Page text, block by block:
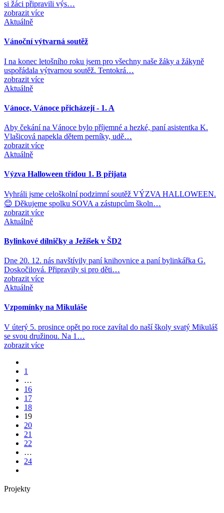
si žáci připravili výs…
zobrazit více
Aktuálně
Vánoční výtvarná soutěž
I na konec letošního roku jsem pro všechny naše žáky a žákyně
uspořádala výtvarnou soutěž. Tentokrá…
zobrazit více
Aktuálně
Vánoce, Vánoce přicházejí - 1. A
Aby čekání na Vánoce bylo příjemné a hezké, paní asistentka K.
Vlašicová napekla dětem perníky, udě…
zobrazit více
Aktuálně
Výzva Halloween třídou 1. B přijata
Vyhráli jsme celoškolní podzimní soutěž VÝZVA HALLOWEEN.
😊 Děkujeme spolku SOVA a zástupcům školn…
zobrazit více
Aktuálně
Bylinkové dílničky a Ježíšek v ŠD2
Dne 20. 12. nás navštívily paní knihovnice a paní bylinkářka G.
Doskočilová. Připravily si pro děti…
zobrazit více
Aktuálně
Vzpomínky na Mikuláše
V úterý 5. prosince opět po roce zavítal do naší školy svatý Mikuláš
se svou družinou. Na 1…
zobrazit více
1
…
16
17
18
19
20
21
22
…
24
Projekty